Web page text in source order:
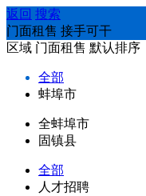
返回 搜索
门面租售 接手可干
区域 门面租售 默认排序
全部
蚌埠市
全蚌埠市
固镇县
全部
人才招聘